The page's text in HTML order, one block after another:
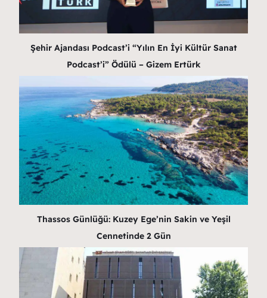
Şehir Ajandası Podcast’i “Yılın En İyi Kültür Sanat
Podcast’i” Ödülü – Gizem Ertürk
Thassos Günlüğü: Kuzey Ege’nin Sakin ve Yeşil
Cennetinde 2 Gün